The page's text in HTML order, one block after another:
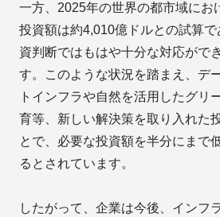
一方、2025年の世界の都市域にお
投資額は約4,010億ドルとの試算
資判断ではもはや十分な対応がで
す。このような状況を踏まえ、デ
トインフラや自然を活用したグリ
育等、新しい解決策を取り入れた
とで、必要な投資額を半分にまで
るとされています。
したがって、企業は今後、インフ